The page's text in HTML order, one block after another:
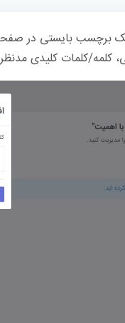
برچسب بایستی در
کلمه/کلمات کلیدی